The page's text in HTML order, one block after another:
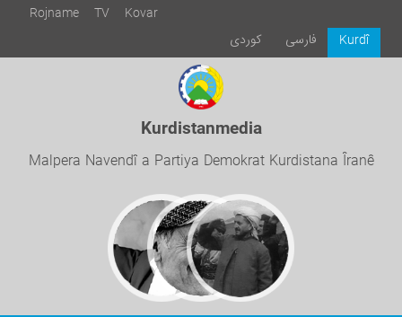
Rojname TV
Kovar
Kurdî
فارسی كوردی
Kurdistanmedia
Malpera Navendî a Partiya Demokrat Kurdistana Îranê